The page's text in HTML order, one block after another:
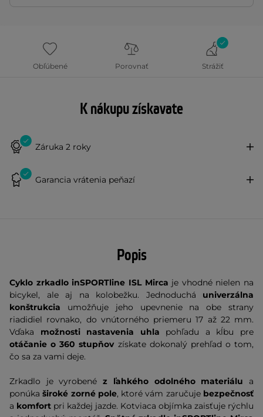
Obľúbené Porovnať Strážiť
K nákupu získavate
Záruka 2 roky
Garancia vrátenia peňazí
Popis
Cyklo zrkadlo inSPORTline ISL Mirca je vhodné nielen na
bicykel, ale aj na kolobežku. Jednoduchá univerzálna
konštrukcia umožňuje jeho upevnenie na obe strany
riadidiel rovnako, do vnútorného priemeru 17 až 22 mm.
Vďaka možnosti nastavenia uhla pohľadu a kĺbu pre
otáčanie o 360 stupňovzískate dokonalý prehľad o tom,
čo sa za vami deje.
Zrkadlo je vyrobenéz ľahkého odolného materiálu a
ponúkaširoké zorné pole, ktoré vám zaručujebezpečnosť
a komfort pri každej jazde. Kotviaca objímka zaisťuje rýchlu